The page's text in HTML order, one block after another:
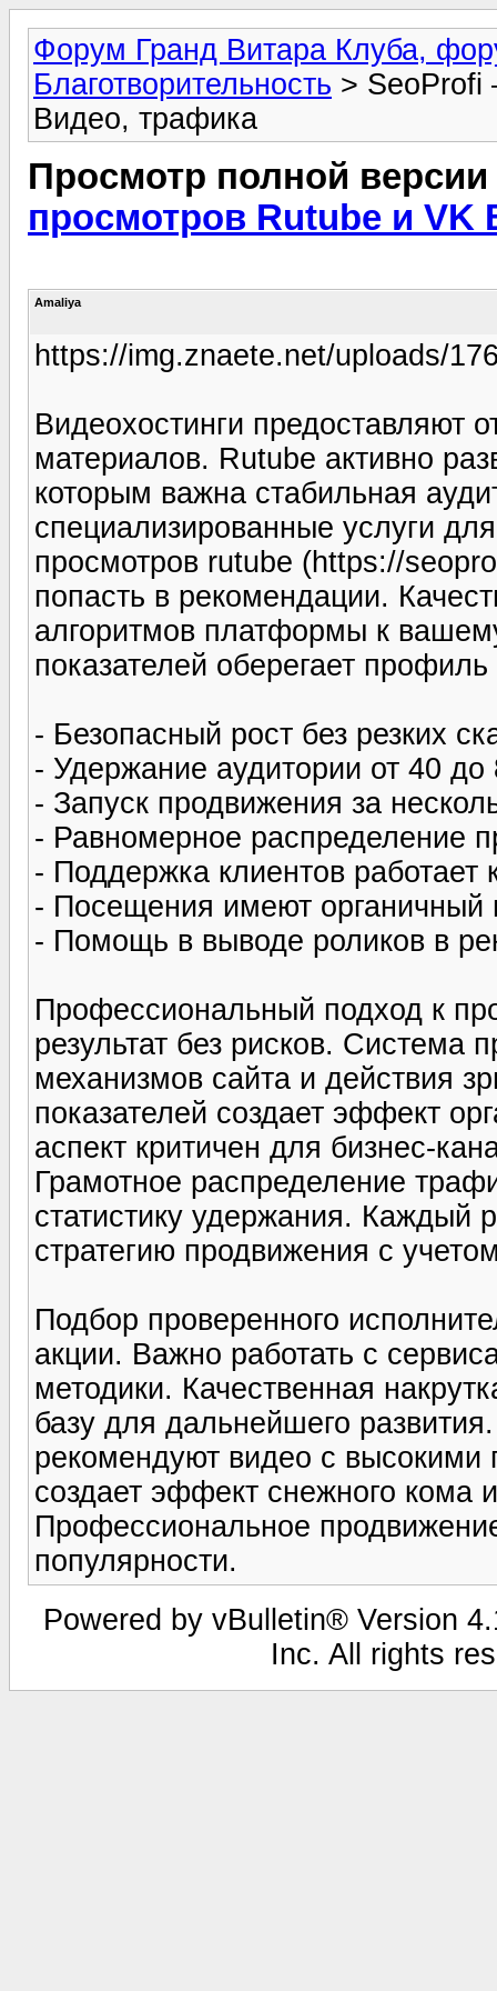
Форум Гранд Витара Клуба,
Благотворительность > SeoProfi
Видео, трафика
Просмотр полной
просмотров Rutube и VK
Amaliya
https://img.znaete.net/uploads/
Видеохостинги предоставляют
материалов. Rutube активно
которым важна стабильная
специализированные услуги
просмотров rutube (https://
попасть в рекомендации.
алгоритмов платформы к
показателей оберегает
- Безопасный рост без резких
- Удержание аудитории от 40 до
- Запуск продвижения за
- Равномерное распределение
- Поддержка клиентов работает
- Посещения имеют органичный
- Помощь в выводе роликов в
Профессиональный подход к
результат без рисков. Система
механизмов сайта и действия
показателей создает эффект
аспект критичен для бизнес-
Грамотное распределение
статистику удержания. Каждый
стратегию продвижения с
Подбор проверенного
акции. Важно работать с
методики. Качественная
базу для дальнейшего
рекомендуют видео с высокими
создает эффект снежного кома
Профессиональное
популярности.
Powered by vBulletin® Version
Inc. All rights